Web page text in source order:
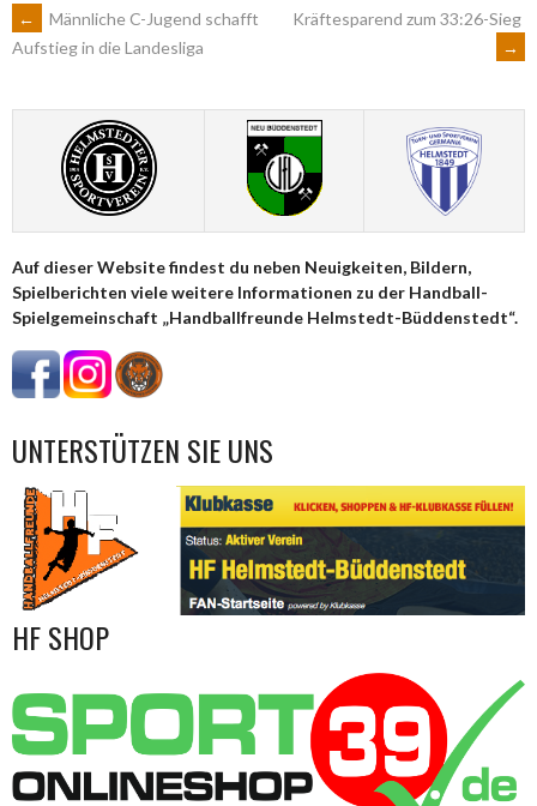
ARTIKEL-
NAVIGATION
←
Männliche C-Jugend schafft
Aufstieg in die Landesliga
Kräftesparend zum 33:26-Sieg
→
Auf dieser Website findest du neben Neuigkeiten, Bildern,
Spielberichten viele weitere Informationen zu der Handball-
Spielgemeinschaft „Handballfreunde Helmstedt-Büddenstedt“.
UNTERSTÜTZEN SIE UNS
HF SHOP